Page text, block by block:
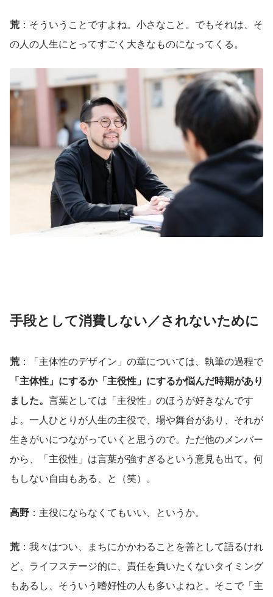
荒 ：そういうことですよね。小さなこと。でもそれは、そ
の人の人生にとってすごく大きなものになってくる。
手段として消費しない／されないために
荒 ：「主体性のデザイン」の章については、執筆の過程で
「主体性」にするか「主役性」にするか悩んだ時期があり
ました。 言葉としては「主役性」のほうが好きなんです
よ。一人ひとりが人生の主役で、場や舞台があり、それが
生きがいにつながっていくと思うので。ただ他のメンバー
から、「主役性」は言葉が強すぎるという意見も出て。何
もしない自由もある、と（笑）。
高野 ：主役にならなくてもいい、というか。
荒 ：我々はつい、まちにかかわることを善として語るけれ
ど、ライフステージ的に、責任を負いたくないタイミング
もあるし、そういう嗜好性の人も多いよねと。そこで「主